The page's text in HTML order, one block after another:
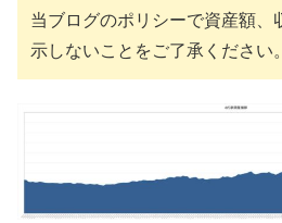
当ブログのポリシーで資産額、
示しないことをご了承ください。